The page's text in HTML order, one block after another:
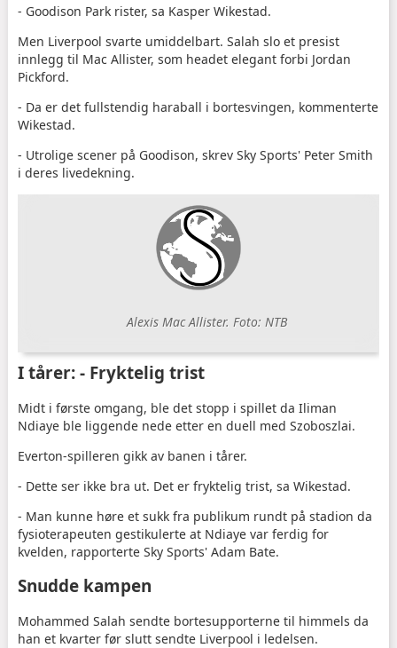
- Goodison Park rister, sa Kasper Wikestad.
Men Liverpool svarte umiddelbart. Salah slo et presist
innlegg til Mac Allister, som headet elegant forbi Jordan
Pickford.
- Da er det fullstendig haraball i bortesvingen, kommenterte
Wikestad.
- Utrolige scener på Goodison, skrev Sky Sports' Peter Smith
i deres livedekning.
Alexis Mac Allister. Foto: NTB
I tårer: - Fryktelig trist
Midt i første omgang, ble det stopp i spillet da Iliman
Ndiaye ble liggende nede etter en duell med Szoboszlai.
Everton-spilleren gikk av banen i tårer.
- Dette ser ikke bra ut. Det er fryktelig trist, sa Wikestad.
- Man kunne høre et sukk fra publikum rundt på stadion da
fysioterapeuten gestikulerte at Ndiaye var ferdig for
kvelden, rapporterte Sky Sports' Adam Bate.
Snudde kampen
Mohammed Salah sendte bortesupporterne til himmels da
han et kvarter før slutt sendte Liverpool i ledelsen.